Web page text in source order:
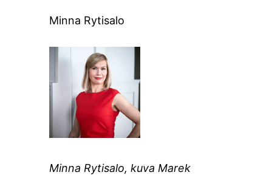
Minna Rytisalo
Minna Rytisalo, kuva Marek